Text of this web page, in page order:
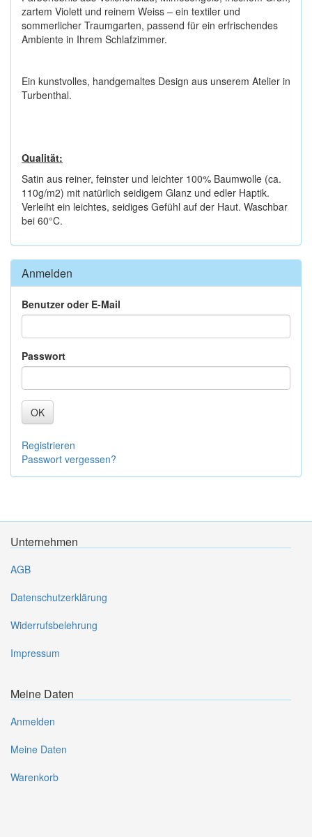
zartem Violett und reinem Weiss – ein textiler und
sommerlicher Traumgarten, passend für ein erfrischendes
Ambiente in Ihrem Schlafzimmer.
Ein kunstvolles, handgemaltes Design aus unserem Atelier in
Turbenthal.
Qualität:
Satin aus reiner, feinster und leichter 100% Baumwolle (ca.
110g/m2) mit natürlich seidigem Glanz und edler Haptik.
Verleiht ein leichtes, seidiges Gefühl auf der Haut. Waschbar
bei 60°C.
Anmelden
Benutzer oder E-Mail
Passwort
OK
Registrieren
Passwort vergessen?
Unternehmen
AGB
Datenschutzerklärung
Widerrufsbelehrung
Impressum
Meine Daten
Anmelden
Meine Daten
Warenkorb